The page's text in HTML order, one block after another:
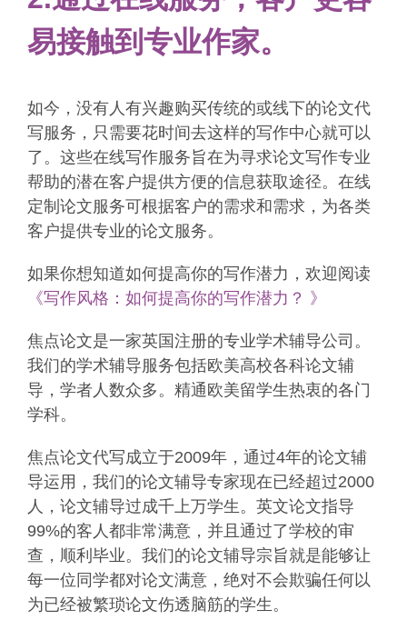
易接触到专业作家。
如今，没有人有兴趣购买传统的或线下的论文代
写服务，只需要花时间去这样的写作中心就可以
了。这些在线写作服务旨在为寻求论文写作专业
帮助的潜在客户提供方便的信息获取途径。在线
定制论文服务可根据客户的需求和需求，为各类
客户提供专业的论文服务。
如果你想知道如何提高你的写作潜力，欢迎阅读
《写作风格：如何提高你的写作潜力？ 》
焦点论文是一家英国注册的专业学术辅导公司。
我们的学术辅导服务包括欧美高校各科论文辅
导，学者人数众多。精通欧美留学生热衷的各门
学科。
焦点论文代写成立于2009年，通过4年的论文辅
导运用，我们的论文辅导专家现在已经超过2000
人，论文辅导过成千上万学生。英文论文指导
99%的客人都非常满意，并且通过了学校的审
查，顺利毕业。我们的论文辅导宗旨就是能够让
每一位同学都对论文满意，绝对不会欺骗任何以
为已经被繁琐论文伤透脑筋的学生。